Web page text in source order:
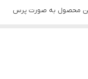
محصول به صورت پرس
رنگ و طرح موزاییک
می شود.